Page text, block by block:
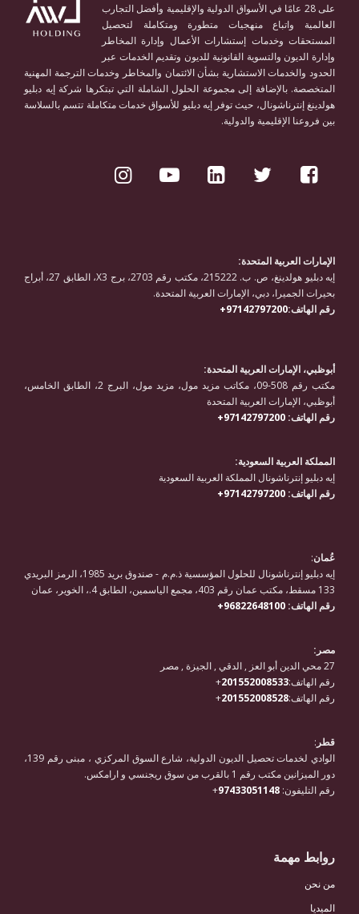
على 28 عامًا في الأسواق الدولية والإقليمية وأفضل التجارب
العالمية واتباع منهجيات متطورة ومتكاملة لتحصيل
المستحقات وخدمات إستشارات الأعمال وإدارة المخاطر
وإدارة الديون والتسوية القانونية للديون وتقديم الخدمات عبر
الحدود والخدمات الاستشارية بشأن الائتمان والمخاطر وخدمات الترجمة المهنية
المتخصصة. بالإضافة إلى مجموعة الحلول الشاملة التي تبتكرها شركة إيه دبليو
هولدينغ إنترناشونال، حيث توفر إيه دبليو للأسواق خدمات متكاملة تتسم بالسلاسة
بين فروعنا الإقليمية والدولية.
الإمارات العربية المتحدة:
إيه دبليو هولدينغ، ص. ب. 215222، مكتب رقم 2703، برج X3، الطابق 27، أبراج
بحيرات الجميرا، دبي، الإمارات العربية المتحدة.
رقم الهاتف:97142797200+
أبوظبي، الإمارات العربية المتحدة:
مكتب رقم 508-09، مكاتب مزيد مول، مزيد مول، البرج 2، الطابق الخامس،
أبوظبي، الإمارات العربية المتحدة
رقم الهاتف:
المملكة العربية السعودية:
إيه دبليو إنترناشونال المملكة العربية السعودية
رقم الهاتف: 97142797200+
عُمان:
إيه دبليو إنترناشونال للحلول المؤسسية ذ.م.م - صندوق بريد 1985، الرمز البريدي
133 مسقط، مكتب عمان رقم 403، مجمع الياسمين، الطابق 4.، الخوير، عمان
رقم الهاتف:
مصر:
27 محي الدين أبو العز , الدقي , الجيزة , مصر
رقم الهاتف:201552008533
+
رقم الهاتف:201552008528
+
قطر :
الوادي لخدمات تحصيل الديون الدولية، شارع السوق المركزي ، مبنى رقم 139،
دور الميزانين مكتب رقم 1 بالقرب من سوق ريجنسي و ارامكس.
رقم التليفون: 97433051148
+
روابط مهمة
من نحن
الميديا